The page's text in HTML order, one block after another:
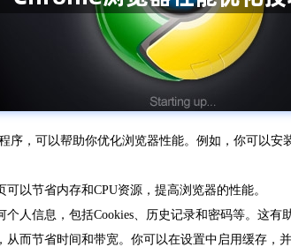
序，可以帮助你优化浏览器性能。例如，你可以
以节省内存和CPU资源，提高浏览器的性能。
人信息，包括Cookies、历史记录和密码等。这有
而节省时间和带宽。你可以在设置中启用缓存，